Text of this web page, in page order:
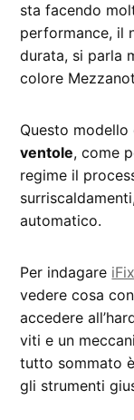
sta facendo
performance, il
durata, si parla
colore
Questo
ventole, come
regime il
automatico.
Per indagare
vedere cosa
accedere
viti e un
tutto sommato
gli strumenti